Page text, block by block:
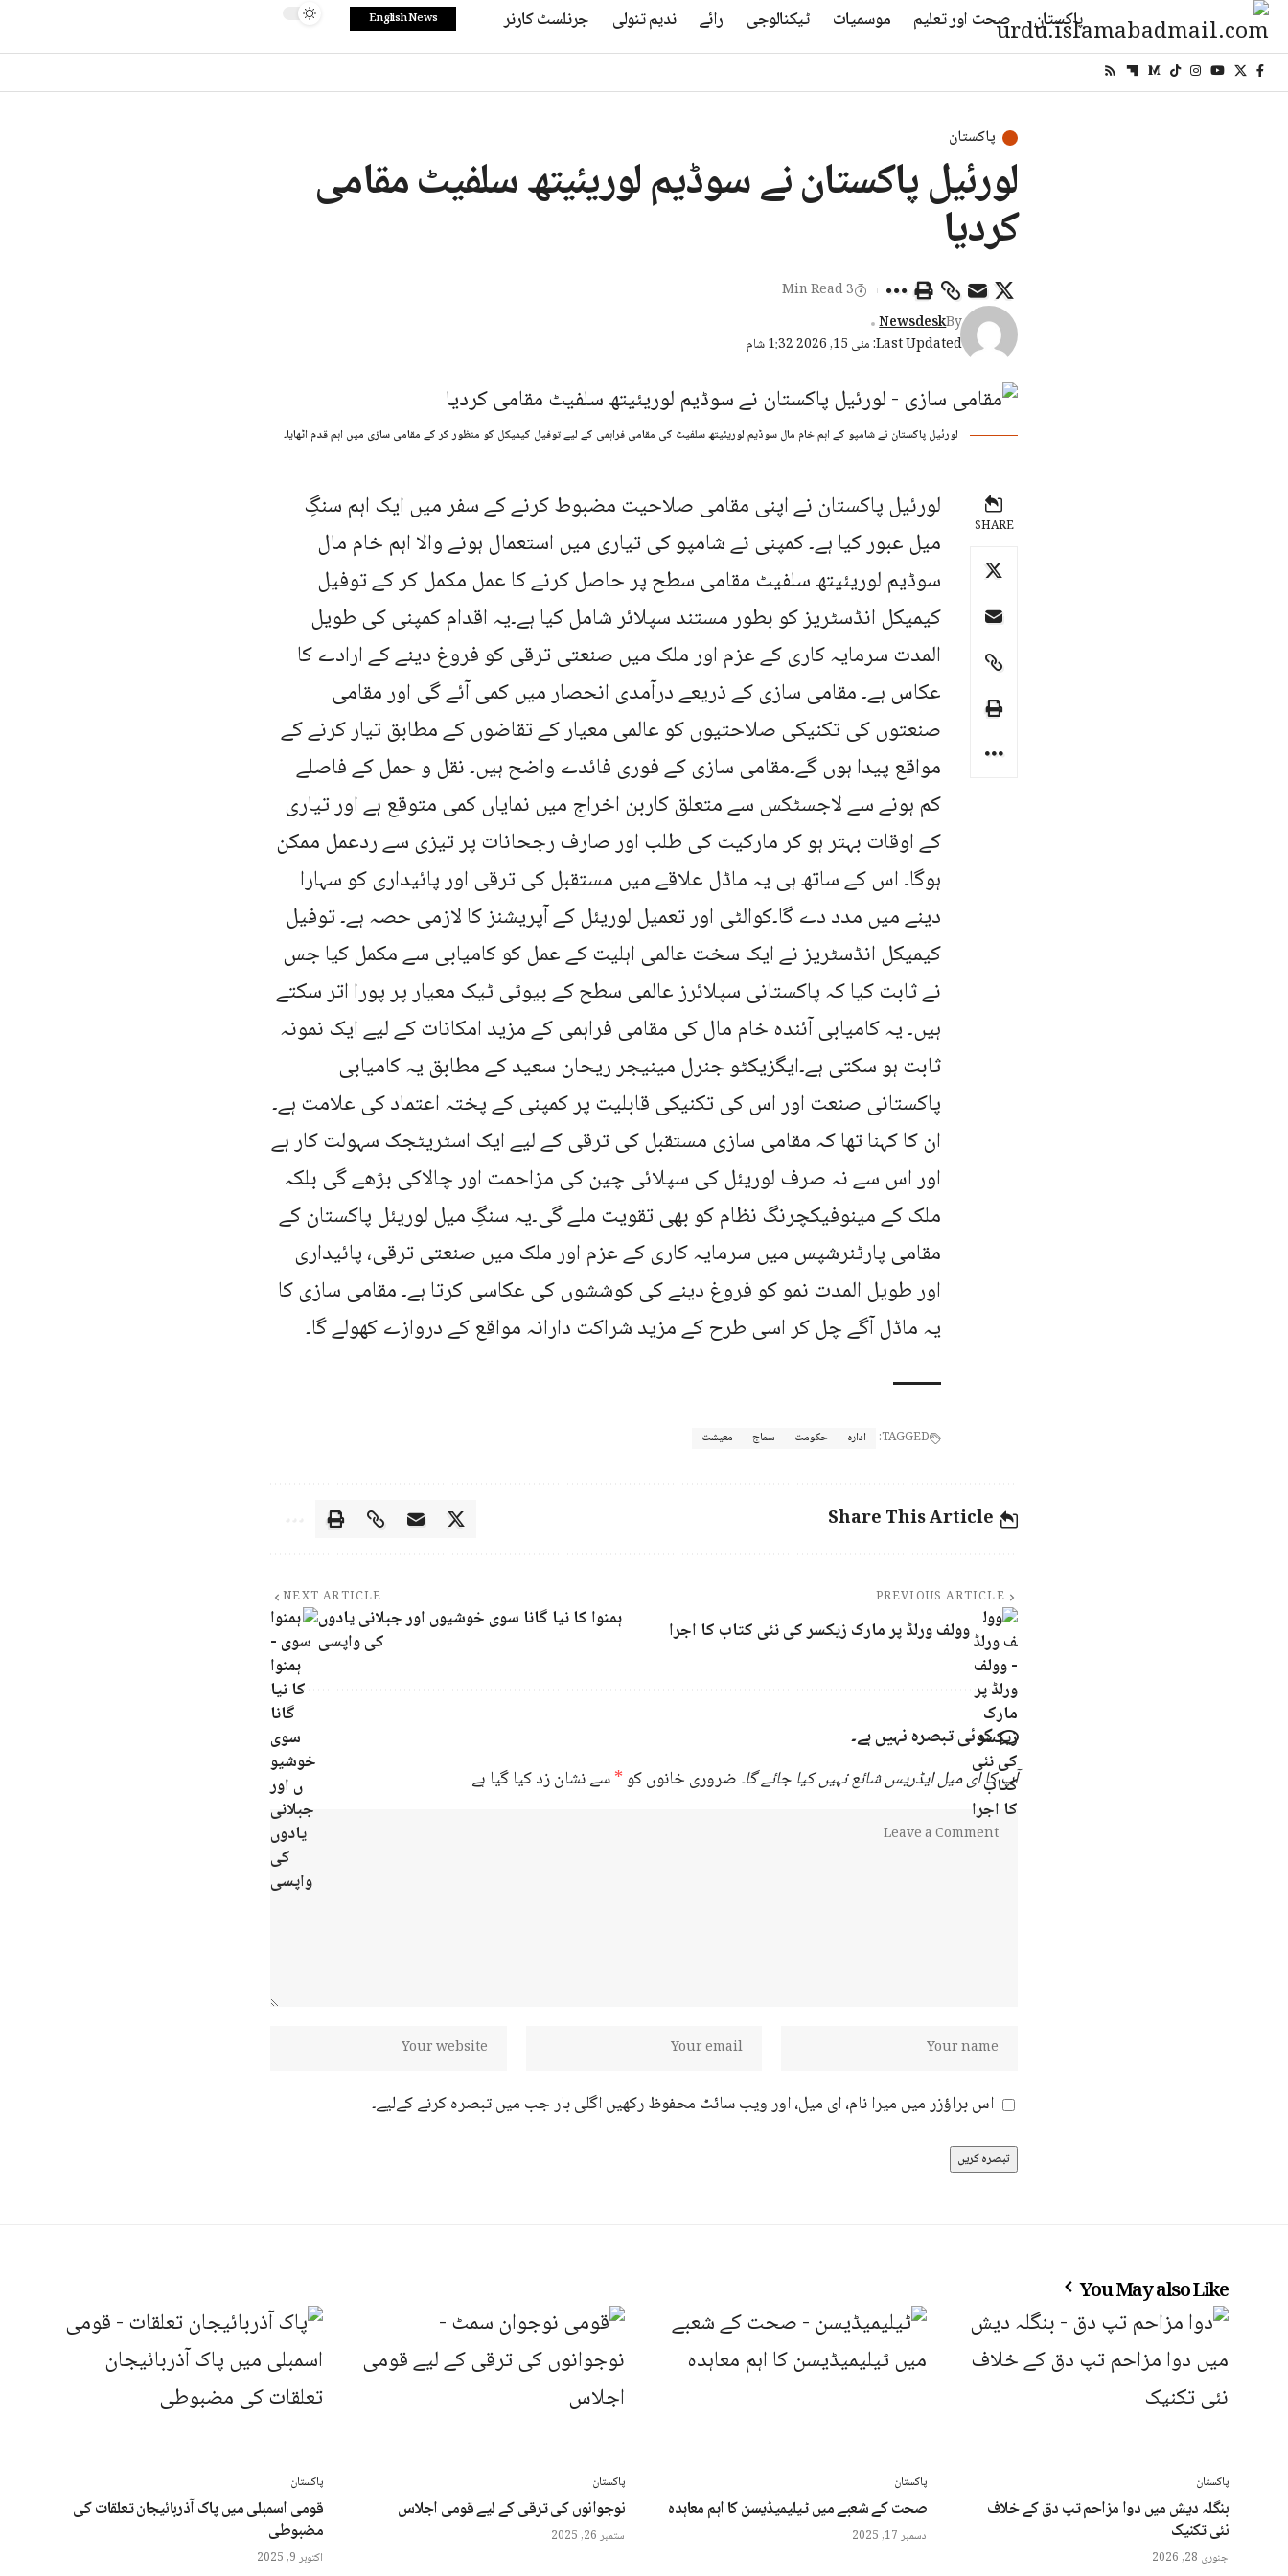
پاکستان صحت اور تعلیم موسمیات ٹیکنالوجی رائے ندیم تنولی جرنلسٹ کارنر English News
پاکستان
لورئیل پاکستان نے سوڈیم لوریئیتھ سلفیٹ مقامی
کردیا
Last Updated: مئی 15, 2026 1:32 شام
By
Newsdesk
3 Min Read
لورئیل پاکستان نے شامپو کے اہم خام مال سوڈیم لوریئیتھ سلفیٹ کی مقامی فراہمی کے لیے توفیل کیمیکل کو منظور کر کے مقامی سازی میں اہم قدم اٹھایا۔
SHARE
لورئیل پاکستان نے اپنی مقامی صلاحیت مضبوط کرنے کے سفر میں ایک اہم سنگِ
میل عبور کیا ہے۔ کمپنی نے شامپو کی تیاری میں استعمال ہونے والا اہم خام مال
سوڈیم لوریئیتھ سلفیٹ مقامی سطح پر حاصل کرنے کا عمل مکمل کر کے توفیل
کیمیکل انڈسٹریز کو بطور مستند سپلائر شامل کیا ہے۔یہ اقدام کمپنی کی طویل
المدت سرمایہ کاری کے عزم اور ملک میں صنعتی ترقی کو فروغ دینے کے ارادے کا
عکاس ہے۔ مقامی سازی کے ذریعے درآمدی انحصار میں کمی آئے گی اور مقامی
صنعتوں کی تکنیکی صلاحتیوں کو عالمی معیار کے تقاضوں کے مطابق تیار کرنے کے
مواقع پیدا ہوں گے۔مقامی سازی کے فوری فائدے واضح ہیں۔ نقل و حمل کے فاصلے
کم ہونے سے لاجسٹکس سے متعلق کاربن اخراج میں نمایاں کمی متوقع ہے اور تیاری
کے اوقات بہتر ہو کر مارکیٹ کی طلب اور صارف رجحانات پر تیزی سے ردعمل ممکن
ہوگا۔ اس کے ساتھ ہی یہ ماڈل علاقے میں مستقبل کی ترقی اور پائیداری کو سہارا
دینے میں مدد دے گا۔کوالٹی اور تعمیل لوریئل کے آپریشنز کا لازمی حصہ ہے۔ توفیل
کیمیکل انڈسٹریز نے ایک سخت عالمی اہلیت کے عمل کو کامیابی سے مکمل کیا جس
نے ثابت کیا کہ پاکستانی سپلائرز عالمی سطح کے بیوٹی ٹیک معیار پر پورا اتر سکتے
ہیں۔ یہ کامیابی آئندہ خام مال کی مقامی فراہمی کے مزید امکانات کے لیے ایک نمونہ
ثابت ہو سکتی ہے۔ایگزیکٹو جنرل مینیجر ریحان سعید کے مطابق یہ کامیابی
پاکستانی صنعت اور اس کی تکنیکی قابلیت پر کمپنی کے پختہ اعتماد کی علامت ہے۔
ان کا کہنا تھا کہ مقامی سازی مستقبل کی ترقی کے لیے ایک اسٹریٹجک سہولت کار ہے
اور اس سے نہ صرف لوریئل کی سپلائی چین کی مزاحمت اور چالاکی بڑھے گی بلکہ
ملک کے مینوفیکچرنگ نظام کو بھی تقویت ملے گی۔یہ سنگِ میل لوریئل پاکستان کے
مقامی پارٹنرشپس میں سرمایہ کاری کے عزم اور ملک میں صنعتی ترقی، پائیداری
اور طویل المدت نمو کو فروغ دینے کی کوششوں کی عکاسی کرتا ہے۔ مقامی سازی کا
یہ ماڈل آگے چل کر اسی طرح کے مزید شراکت دارانہ مواقع کے دروازے کھولے گا۔
TAGGED: ادارہ حکومت سماج معیشت
Share This Article
PREVIOUS ARTICLE
وولف ورلڈ پر مارک زیکسر کی نئی کتاب کا اجرا
NEXT ARTICLE
ہمنوا کا نیا گانا سوی خوشیوں اور جبلانی یادوں
کی واپسی
کوئی تبصرہ نہیں ہے۔
آپ کا ای میل ایڈریس شائع نہیں کیا جائے گا۔ضروری خانوں کو*سے نشان زد کیا گیا ہے
اس براؤزر میں میرا نام، ای میل، اور ویب سائٹ محفوظ رکھیں اگلی بار جب میں تبصرہ کرنے کےلیے۔
You May also Like
پاکستان
بنگلہ دیش میں دوا مزاحم تپ دق کے خلاف
نئی تکنیک
جنوری 28, 2026
پاکستان
صحت کے شعبے میں ٹیلیمیڈیسن کا اہم معاہدہ
دسمبر 17, 2025
پاکستان
نوجوانوں کی ترقی کے لیے قومی اجلاس
ستمبر 26, 2025
پاکستان
قومی اسمبلی میں پاک آذربائیجان تعلقات کی
مضبوطی
اکتوبر 9, 2025